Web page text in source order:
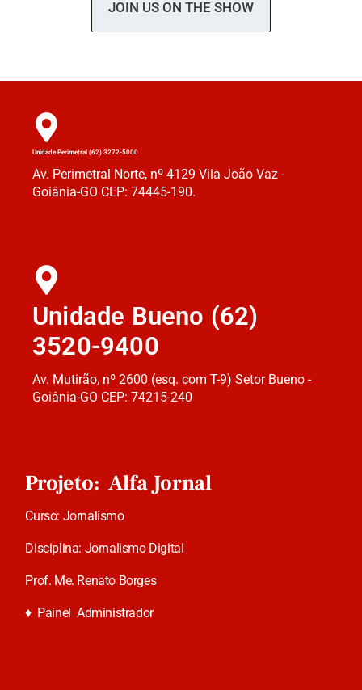
JOIN US ON THE SHOW
Unidade Perimetral (62) 3272-5000
Av. Perimetral Norte, nº 4129 Vila João Vaz -
Goiânia-GO CEP: 74445-190.
Unidade Bueno (62)
3520-9400
Av. Mutirão, nº 2600 (esq. com T-9) Setor Bueno -
Goiânia-GO CEP: 74215-240
Projeto: Alfa Jornal
Curso: Jornalismo
Disciplina: Jornalismo Digital
Prof. Me. Renato Borges
♦ Painel Administrador